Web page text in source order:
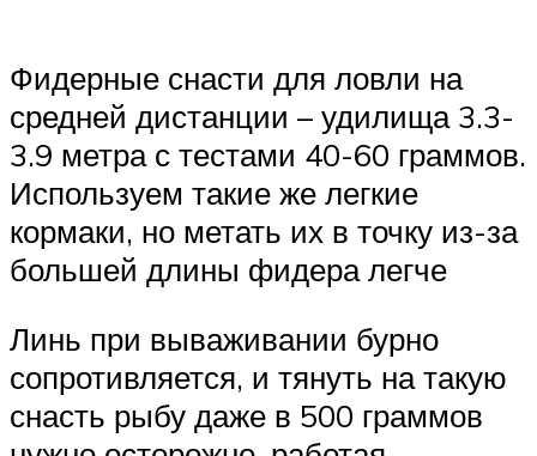
Фидерные снасти для ловли на
средней дистанции – удилища 3.3-
3.9 метра с тестами 40-60 граммов.
Используем такие же легкие
кормаки, но метать их в точку из-за
большей длины фидера легче
Линь при вываживании бурно
сопротивляется, и тянуть на такую
снасть рыбу даже в 500 граммов